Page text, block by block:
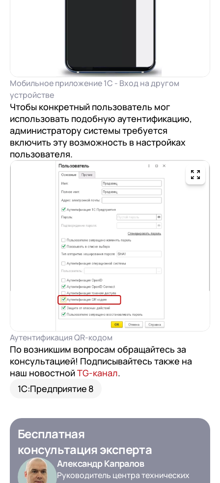
Мобильное приложение 1С - Вход на другом
устройстве
Чтобы конкретный пользователь мог
использовать подобную аутентификацию,
администратору системы требуется
включить эту возможность в настройках
пользователя.
Аутентификация QR-кодом
По возникшим вопросам обращайтесь за
консультацией! Подписывайтесь также на
наш новостнойTG-канал.
1С:Предприятие 8
Бесплатная
консультация эксперта
Александр Капралов
Руководитель центра технических